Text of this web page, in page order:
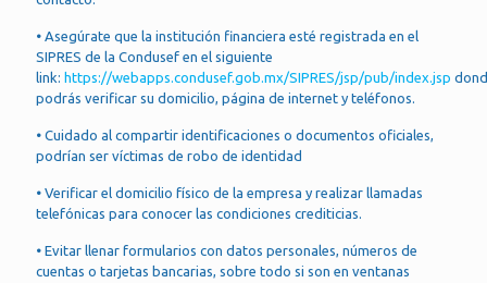
• Asegúrate que la institución financiera esté registrada en el
SIPRES de la Condusef en el siguiente
link: https://webapps.condusef.gob.mx/SIPRES/jsp/pub/index.jsp
podrás verificar su domicilio, página de internet y teléfonos.
• Cuidado al compartir identificaciones o documentos oficiales,
podrían ser víctimas de robo de identidad
• Verificar el domicilio físico de la empresa y realizar llamadas
telefónicas para conocer las condiciones crediticias.
• Evitar llenar formularios con datos personales, números de
cuentas o tarjetas bancarias, sobre todo si son en ventanas